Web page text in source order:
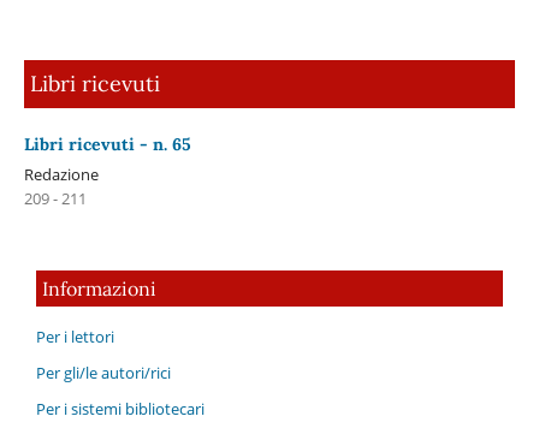
Libri ricevuti
Libri ricevuti - n. 65
Redazione
209 - 211
Informazioni
Per i lettori
Per gli/le autori/rici
Per i sistemi bibliotecari